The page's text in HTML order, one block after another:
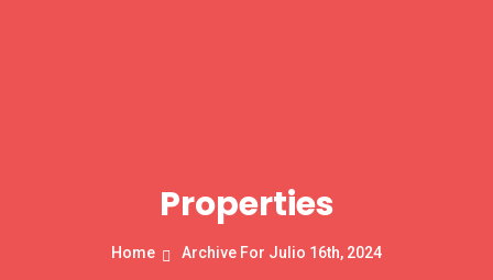
Properties
Home Archive For Julio 16th, 2024